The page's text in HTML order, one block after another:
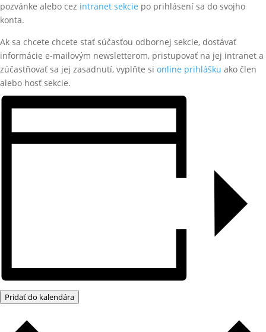
pozvánke alebo cez intranet sekcie po prihlásení sa do svojho
konta.
Ak sa chcete chcete stať súčasťou odbornej sekcie, dostávať
informácie e-mailovým newsletterom, pristupovať na jej intranet a
zúčastňovať sa jej zasadnutí, vyplňte si online prihlášku ako člen
alebo hosť sekcie.
Pridať do kalendára